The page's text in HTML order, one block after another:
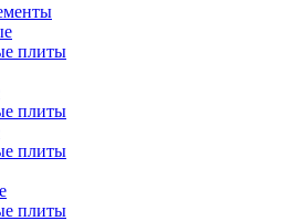
плиты
плиты
плиты
плиты